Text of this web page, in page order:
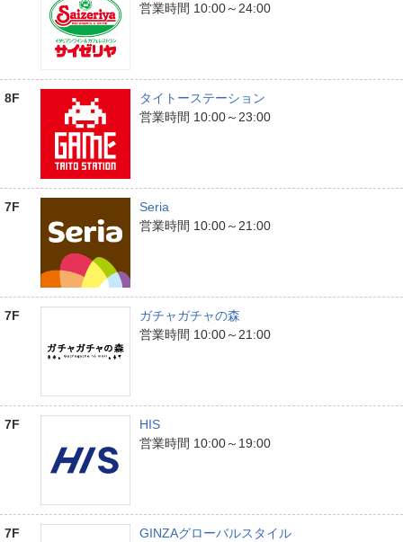
営業時間 10:00～24:00
8F
タイトーステーション
営業時間 10:00～23:00
7F
Seria
営業時間 10:00～21:00
7F
ガチャガチャの森
営業時間 10:00～21:00
7F
HIS
営業時間 10:00～19:00
7F
GINZAグローバルスタイル